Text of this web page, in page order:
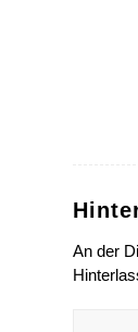
An der